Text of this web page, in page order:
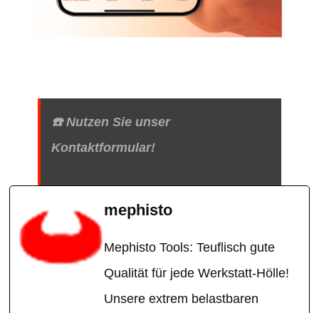
☎️ Nutzen Sie unser
Kontaktformular!
mephisto
Mephisto Tools: Teuflisch gute
Qualität für jede Werkstatt-Hölle!
Unsere extrem belastbaren